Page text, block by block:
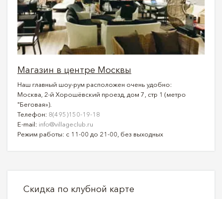
Магазин в центре Москвы
Наш главный шоу-рум расположен очень удобно:
Москва, 2-й Хорошёвский проезд, дом 7, стр 1 (метро
"Беговая»).
Телефон: 8(495)150-19-18
E-mail: info@villageclub.ru
Режим работы: с 11-00 до 21-00, без выходных
Скидка по клубной карте